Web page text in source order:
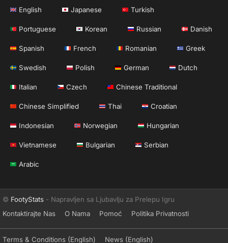
English Japanese Turkish
Portuguese Korean Russian Danish
Spanish French Romanian Greek
Swedish Polish German Dutch
Italian Czech Chinese Traditional
Chinese Simplified Thai Croatian
Indonesian Norwegian Hungarian
Vietnamese Bulgarian Serbian
Arabic
© FootyStats - Napravljen sa Ljubavlju za Prelepu Igru
Kontaktirajte Nas
O Nama Pomoć Politika Privatnosti
Terms & Conditions (English) News (English)